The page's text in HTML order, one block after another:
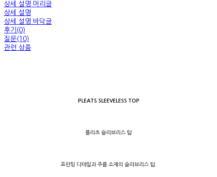
상세 설명 머리글
상세 설명
상세 설명 바닥글
후기(0)
질문(10)
관련 상품
PLEATS SLEEVELESS TOP
플리츠 슬리브리스 탑
프린팅 디테일과 주름 소재의 슬리브리스 탑.